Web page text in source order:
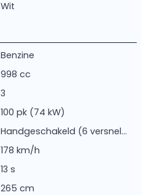
Wit
Benzine
998 cc
3
100 pk (74 kW)
Handgeschakeld (6 versnel...
178 km/h
13 s
265 cm